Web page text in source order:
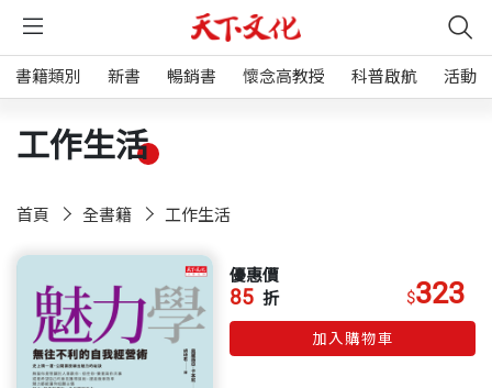
書籍類別 新書 暢銷書 懷念高教授 科普啟航 活動
工作生活
首頁 全書籍 工作生活
優惠價
85 折 $323
加入購物車